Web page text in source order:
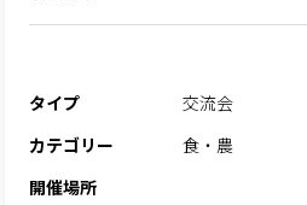
タイプ
交流会
カテゴリー
食・農
開催場所